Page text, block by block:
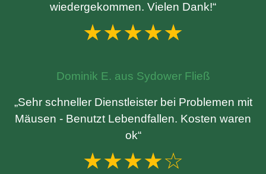
wiedergekommen. Vielen Dank!“
★★★★★
Dominik E. aus Sydower Fließ
„Sehr schneller Dienstleister bei Problemen mit
Mäusen - Benutzt Lebendfallen. Kosten waren
ok“
★★★★☆